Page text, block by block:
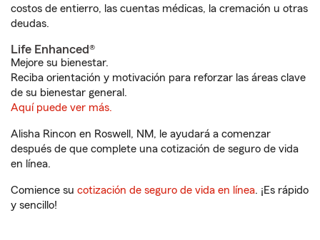
costos de entierro, las cuentas médicas, la cremación u otras
deudas.
Life Enhanced®
Mejore su bienestar.
Reciba orientación y motivación para reforzar las áreas clave
de su bienestar general.
Aquí puede ver más.
Alisha Rincon en Roswell, NM, le ayudará a comenzar
después de que complete una cotización de seguro de vida
en línea.
Comience su cotización de seguro de vida en línea. ¡Es rápido
y sencillo!